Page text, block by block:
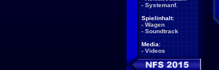
- Systemanf.
Spielinhalt:
- Wagen
- Soundtrack
Media:
- Videos